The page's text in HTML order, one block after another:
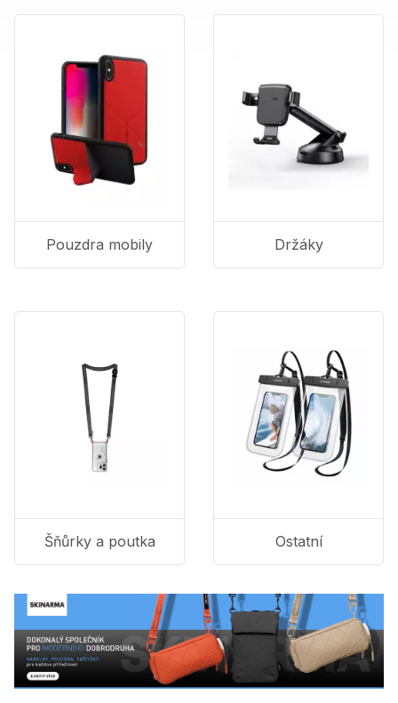
Pouzdra mobily Držáky
Šňůrky a poutka Ostatní